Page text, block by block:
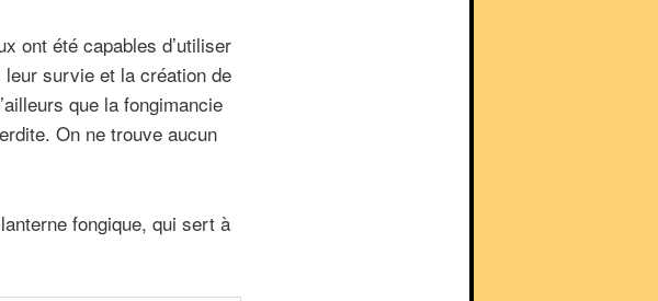
ont été capables d’utiliser
survie et la création de
que la fongimancie
On ne trouve aucun
fongique, qui sert à